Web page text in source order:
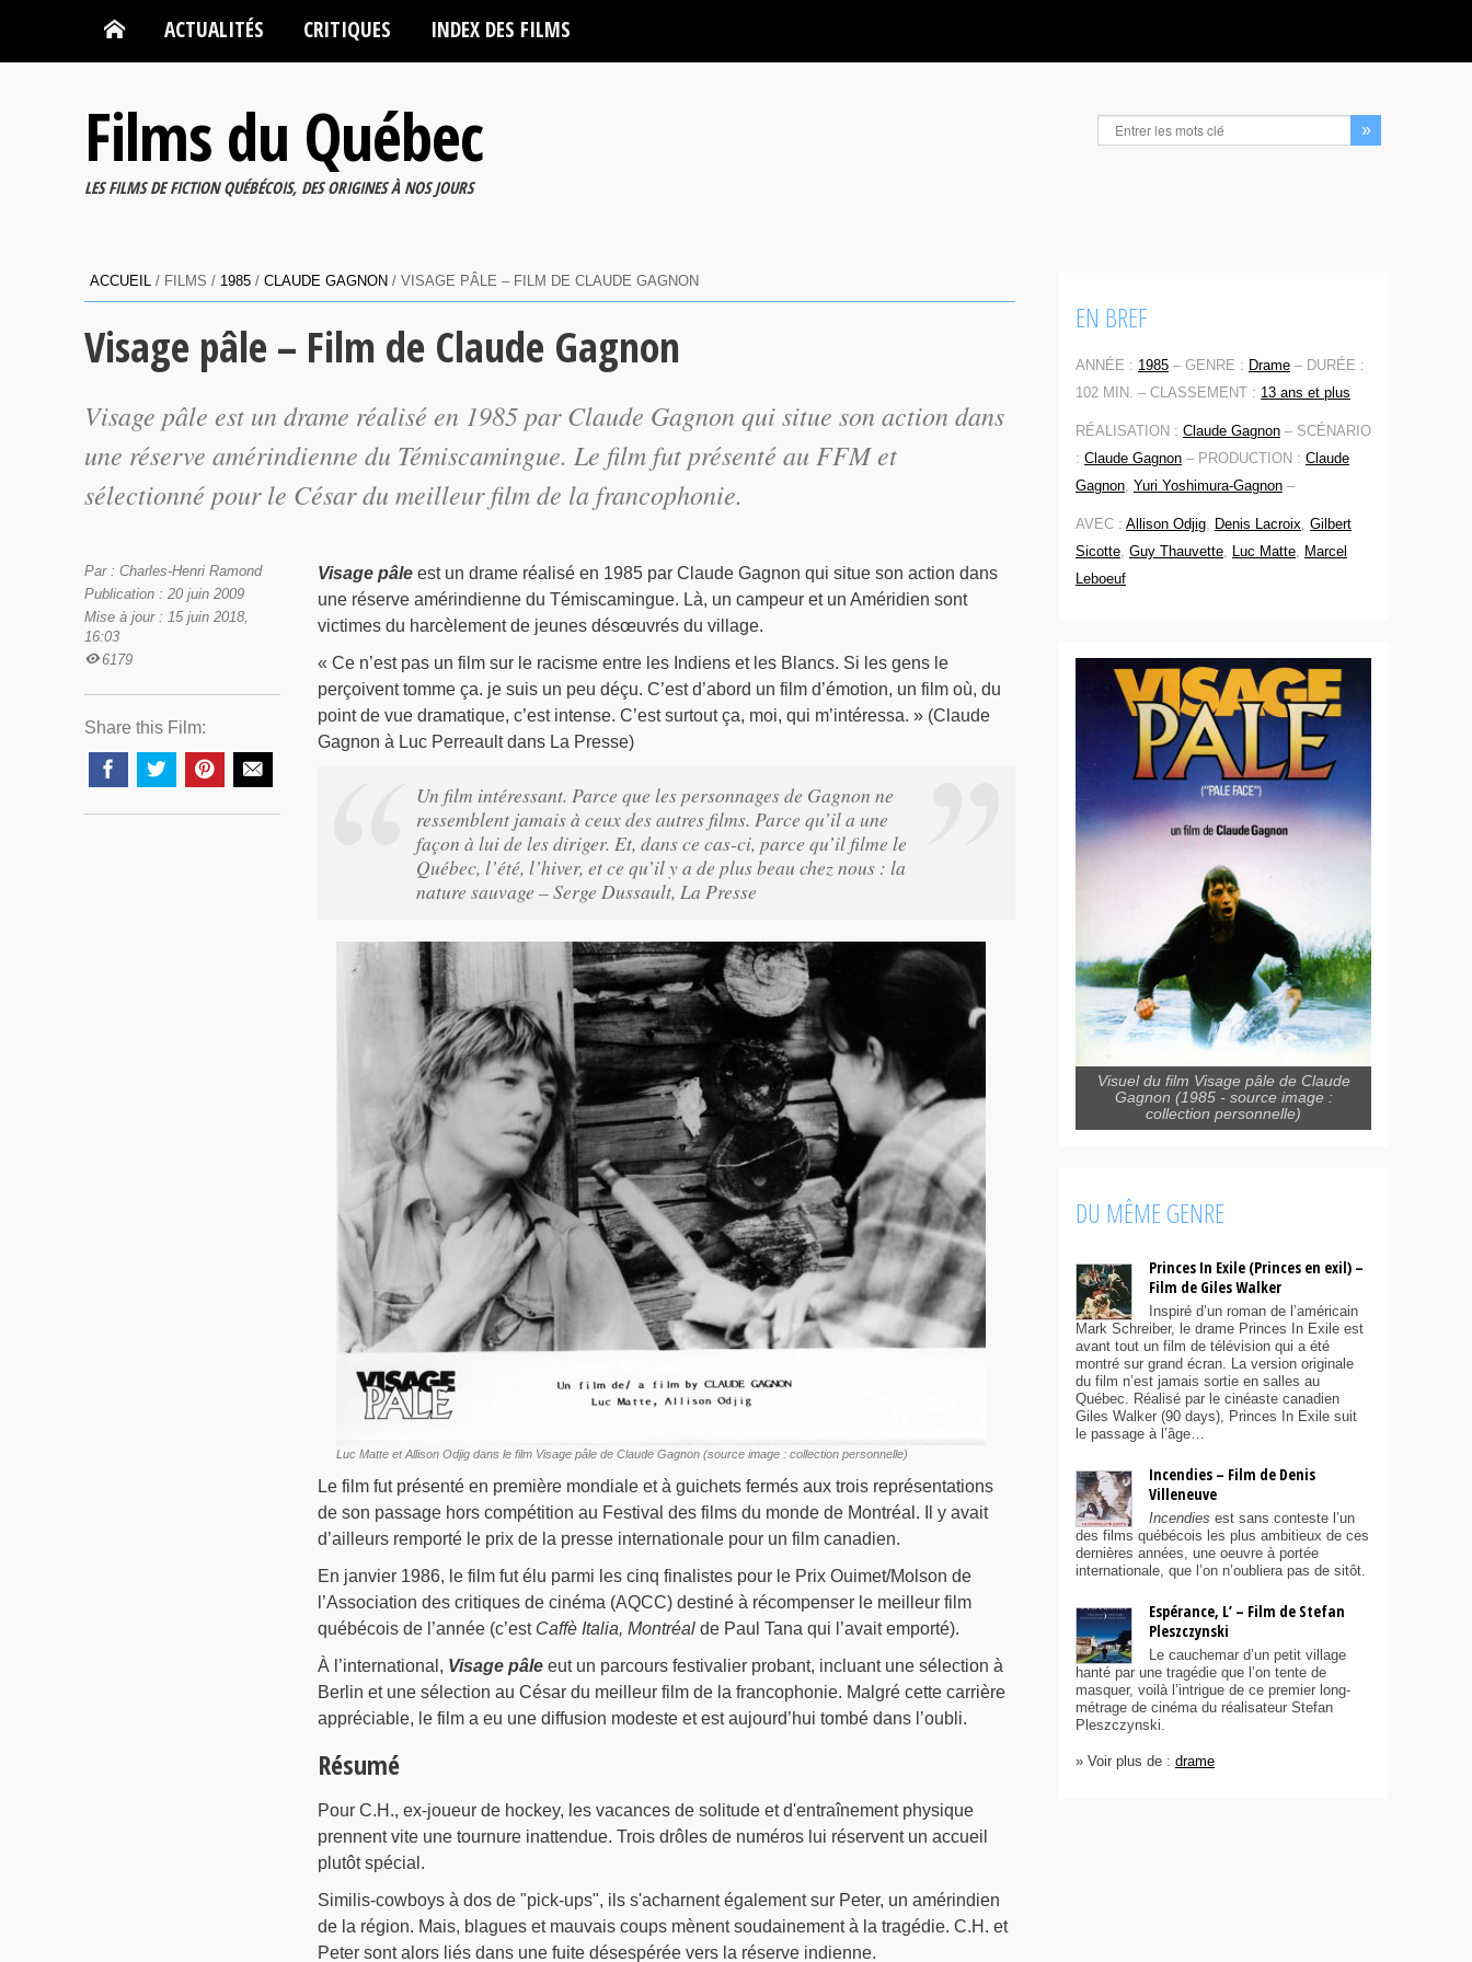
ACTUALITÉS CRITIQUES INDEX DES FILMS
Films du Québec
LES FILMS DE FICTION QUÉBÉCOIS, DES ORIGINES À NOS JOURS
ACCUEIL / FILMS / 1985 / CLAUDE GAGNON / VISAGE PÂLE – FILM DE CLAUDE GAGNON
Visage pâle – Film de Claude Gagnon
Visage pâle est un drame réalisé en 1985 par Claude Gagnon qui situe son action dans
une réserve amérindienne du Témiscamingue. Le film fut présenté au FFM et
sélectionné pour le César du meilleur film de la francophonie.
Par : Charles-Henri Ramond
Publication : 20 juin 2009
Mise à jour : 15 juin 2018,
16:03
6179
Share this Film:
Visage pâleest un drame réalisé en 1985 par Claude Gagnon qui situe son action dans
une réserve amérindienne du Témiscamingue. Là, un campeur et un Améridien sont
victimes du harcèlement de jeunes désœuvrés du village.
« Ce n’est pas un film sur le racisme entre les Indiens et les Blancs. Si les gens le
perçoivent tomme ça. je suis un peu déçu. C’est d’abord un film d’émotion, un film où, du
point de vue dramatique, c’est intense. C’est surtout ça, moi, qui m’intéressa. » (Claude
Gagnon à Luc Perreault dans La Presse)
Un film intéressant. Parce que les personnages de Gagnon ne
ressemblent jamais à ceux des autres films. Parce qu’il a une
façon à lui de les diriger. Et, dans ce cas-ci, parce qu’il filme le
Québec, l’été, l’hiver, et ce qu’il y a de plus beau chez nous : la
nature sauvage – Serge Dussault, La Presse
Luc Matte et Allison Odjig dans le film Visage pâle de Claude Gagnon (source image : collection personnelle)
Le film fut présenté en première mondiale et à guichets fermés aux trois représentations
de son passage hors compétition au Festival des films du monde de Montréal. Il y avait
d’ailleurs remporté le prix de la presse internationale pour un film canadien.
En janvier 1986, le film fut élu parmi les cinq finalistes pour le Prix Ouimet/Molson de
l’Association des critiques de cinéma (AQCC) destiné à récompenser le meilleur film
québécois de l’année (c’est Caffè Italia, Montréalde Paul Tana qui l’avait emporté).
À l’international, Visage pâleeut un parcours festivalier probant, incluant une sélection à
Berlin et une sélection au César du meilleur film de la francophonie. Malgré cette carrière
appréciable, le film a eu une diffusion modeste et est aujourd’hui tombé dans l’oubli.
Résumé
Pour C.H., ex-joueur de hockey, les vacances de solitude et d'entraînement physique
prennent vite une tournure inattendue. Trois drôles de numéros lui réservent un accueil
plutôt spécial.
Similis-cowboys à dos de "pick-ups", ils s'acharnent également sur Peter, un amérindien
de la région. Mais, blagues et mauvais coups mènent soudainement à la tragédie. C.H. et
Peter sont alors liés dans une fuite désespérée vers la réserve indienne.
EN BREF
ANNÉE : 1985 – GENRE : Drame – DURÉE :
102 MIN. – CLASSEMENT : 13 ans et plus
RÉALISATION : Claude Gagnon – SCÉNARIO
: Claude Gagnon – PRODUCTION : Claude
Gagnon, Yuri Yoshimura-Gagnon –
AVEC : Allison Odjig, Denis Lacroix, Gilbert
Sicotte, Guy Thauvette, Luc Matte, Marcel
Leboeuf
Visuel du film Visage pâle de Claude
Gagnon (1985 - source image :
collection personnelle)
DU MÊME GENRE
Princes In Exile (Princes en exil) –
Film de Giles Walker
Inspiré d’un roman de l’américain
Mark Schreiber, le drame Princes In Exile est
avant tout un film de télévision qui a été
montré sur grand écran. La version originale
du film n’est jamais sortie en salles au
Québec. Réalisé par le cinéaste canadien
Giles Walker (90 days), Princes In Exile suit
le passage à l’âge…
Incendies – Film de Denis
Villeneuve
Incendies est sans conteste l’un
des films québécois les plus ambitieux de ces
dernières années, une oeuvre à portée
internationale, que l’on n’oubliera pas de sitôt.
Espérance, L’ – Film de Stefan
Pleszczynski
Le cauchemar d’un petit village
hanté par une tragédie que l’on tente de
masquer, voilà l’intrigue de ce premier long-
métrage de cinéma du réalisateur Stefan
Pleszczynski.
» Voir plus de : drame